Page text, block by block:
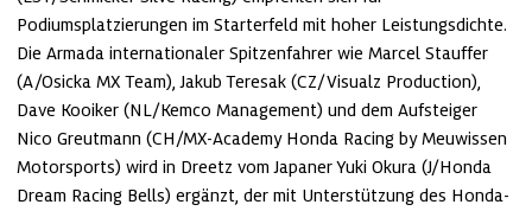
Podiumsplatzierungen im Starterfeld mit hoher Leistungsdichte.
Die Armada internationaler Spitzenfahrer wie Marcel Stauffer
(A/Osicka MX Team), Jakub Teresak (CZ/Visualz Production),
Dave Kooiker (NL/Kemco Management) und dem Aufsteiger
Nico Greutmann (CH/MX-Academy Honda Racing by Meuwissen
Motorsports) wird in Dreetz vom Japaner Yuki Okura (J/Honda
Dream Racing Bells) ergänzt, der mit Unterstützung des Honda-